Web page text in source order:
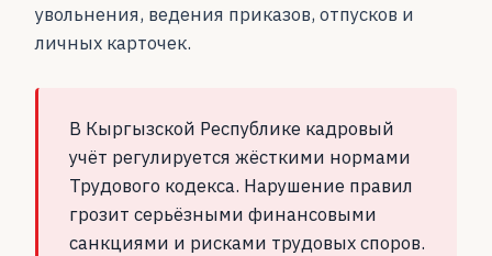
увольнения, ведения приказов, отпусков и
личных карточек.
В Кыргызской Республике кадровый
учёт регулируется жёсткими нормами
Трудового кодекса. Нарушение правил
грозит серьёзными финансовыми
санкциями и рисками трудовых споров.